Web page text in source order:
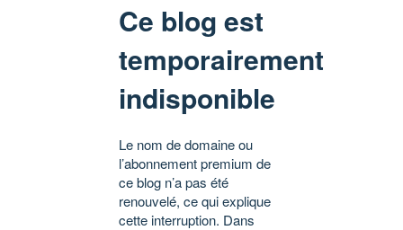
Ce blog est
temporairement
indisponible
Le nom de domaine ou
l’abonnement premium de
ce blog n’a pas été
renouvelé, ce qui explique
cette interruption. Dans